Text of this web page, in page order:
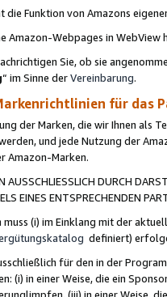
die Funktion von Amazons
Amazon-Webpages in WebView
Sie, ob sie
“ im Sinne derVereinbarung.
für das
der Marken, die wir Ihnen als
und jede Nutzung der
Amazon-Marken.
AUSSCHLIESSLICH DURCH
EINES ENTSPRECHENDEN
(i) im Einklang mit der
definiert)
für den in der
(i) in einer Weise, die ein
(iii) in einer Weise,